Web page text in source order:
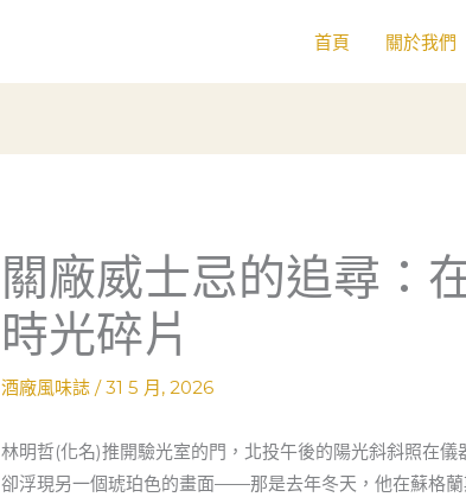
首頁 關於我們
關廠威士忌的追尋：
時光碎片
酒廠風味誌 /31 5 月, 2026
林明哲(化名)推開驗光室的門，北投午後的陽光斜斜照在
卻浮現另一個琥珀色的畫面——那是去年冬天，他在蘇格